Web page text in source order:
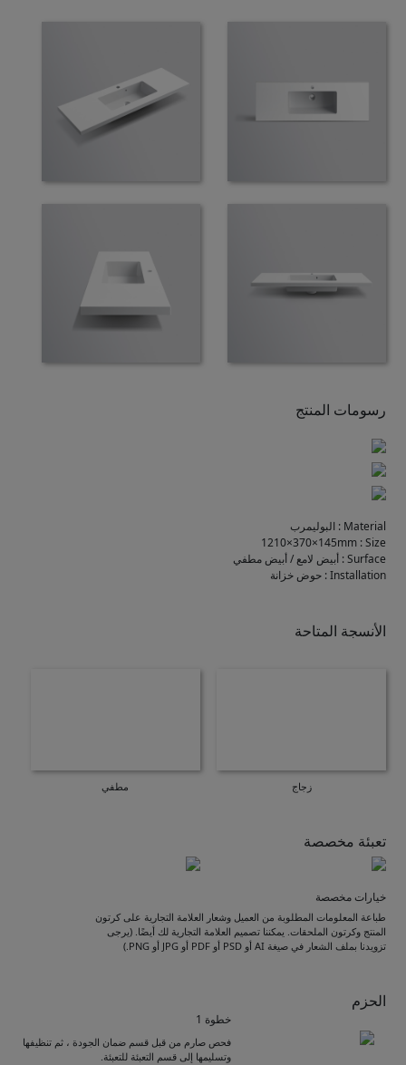
رسومات المنتج
Material
: البوليمرب
Size
:
1210×370×145mm
Surface
: أبيض لامع / أبيض مطفي
Installation
: حوض خزانة
الأنسجة المتاحة
زجاج مطفي
تعبئة مخصصة
خيارات مخصصة
طباعة المعلومات المطلوبة من العميل وشعار العلامة التجارية على كرتون
المنتج وكرتون الملحقات. يمكننا تصميم العلامة التجارية لك أيضًا. (يرجى
تزويدنا بملف الشعار في صيغة AI أو PSD أو PDF أو JPG أو PNG.)
الحزم
خطوة 1
فحص صارم من قبل قسم ضمان الجودة ، ثم تنظيفها
وتسليمها إلى قسم التعبئة للتعبئة.